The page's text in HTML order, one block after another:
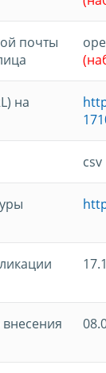
почты
на
csv